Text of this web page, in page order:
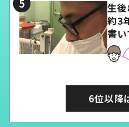
生
約3
書い
6位以降